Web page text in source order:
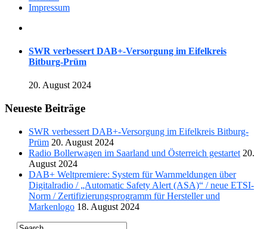
Impressum
SWR verbessert DAB+-Versorgung im Eifelkreis
Bitburg-Prüm
20. August 2024
Neueste Beiträge
SWR verbessert DAB+-Versorgung im Eifelkreis Bitburg-
Prüm 20. August 2024
Radio Bollerwagen im Saarland und Österreich gestartet 20.
August 2024
DAB+ Weltpremiere: System für Warnmeldungen über
Digitalradio / „Automatic Safety Alert (ASA)“ / neue ETSI-
Norm / Zertifizierungsprogramm für Hersteller und
Markenlogo 18. August 2024